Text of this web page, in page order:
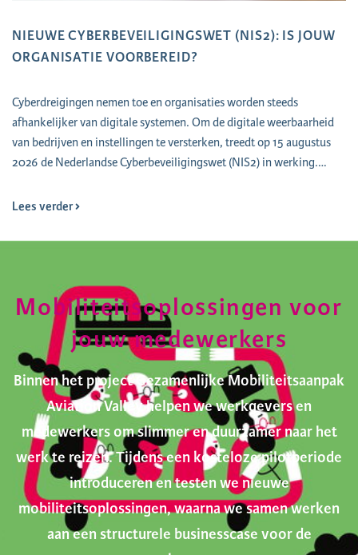
NIEUWE CYBERBEVEILIGINGSWET (NIS2): IS JOUW
ORGANISATIE VOORBEREID?
Cyberdreigingen nemen toe en organisaties worden steeds
afhankelijker van digitale systemen. Om de digitale weerbaarheid
van bedrijven en instellingen te versterken, treedt op 15 augustus
2026 de Nederlandse Cyberbeveiligingswet (NIS2) in werking.…
Lees verder
Mobiliteitsoplossingen voor
jouw medewerkers
Binnen het project Gezamenlijke Mobiliteitsaanpak
Aviation Valley helpen we werkgevers en
medewerkers om slimmer en duurzamer naar het
werk te reizen. Tijdens een kosteloze pilotperiode
introduceren en testen we nieuwe
mobiliteitsoplossingen, waarna we samen werken
aan een structurele businesscase voor de